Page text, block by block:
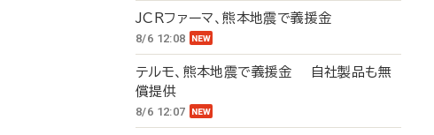
JCRファーマ、熊本地震で義援金
8/6 12:08
テルモ、熊本地震で義援金 自社製品も無
償提供
8/6 12:07